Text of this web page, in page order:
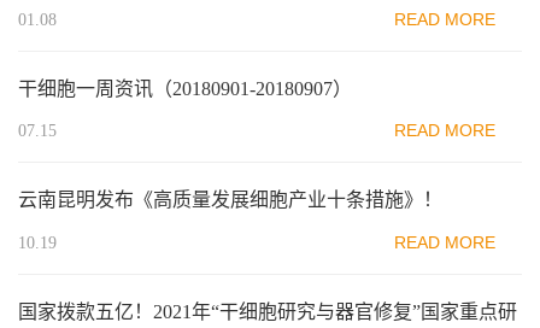
01.08 READ MORE
干细胞一周资讯（20180901-20180907）
07.15 READ MORE
云南昆明发布《高质量发展细胞产业十条措施》！
10.19 READ MORE
国家拨款五亿！2021年“干细胞研究与器官修复”国家重点研